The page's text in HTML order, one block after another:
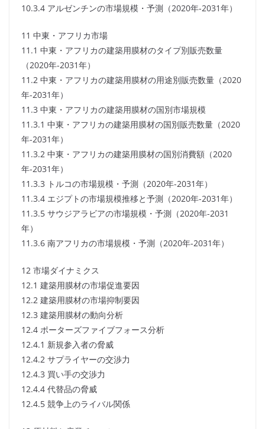
10.3.4 アルゼンチンの市場規模・予測（2020年-2031年）
11 中東・アフリカ市場
11.1 中東・アフリカの建築用膜材のタイプ別販売数量
（2020年-2031年）
11.2 中東・アフリカの建築用膜材の用途別販売数量（2020
年-2031年）
11.3 中東・アフリカの建築用膜材の国別市場規模
11.3.1 中東・アフリカの建築用膜材の国別販売数量（2020
年-2031年）
11.3.2 中東・アフリカの建築用膜材の国別消費額（2020
年-2031年）
11.3.3 トルコの市場規模・予測（2020年-2031年）
11.3.4 エジプトの市場規模推移と予測（2020年-2031年）
11.3.5 サウジアラビアの市場規模・予測（2020年-2031
年）
11.3.6 南アフリカの市場規模・予測（2020年-2031年）
12 市場ダイナミクス
12.1 建築用膜材の市場促進要因
12.2 建築用膜材の市場抑制要因
12.3 建築用膜材の動向分析
12.4 ポーターズファイブフォース分析
12.4.1 新規参入者の脅威
12.4.2 サプライヤーの交渉力
12.4.3 買い手の交渉力
12.4.4 代替品の脅威
12.4.5 競争上のライバル関係